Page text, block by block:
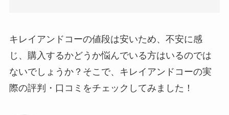
パリはなぜ高い？な
ぜ人気？安く買える
方法も解説！
クレ・ド・ポー ボー
キレイアンドコーの値段は安いため、不安に感
じ、購入するかどうか悩んでいる方はいるのでは
ないでしょうか？そこで、キレイアンドコーの実
際の評判・口コミをチェックしてみました！